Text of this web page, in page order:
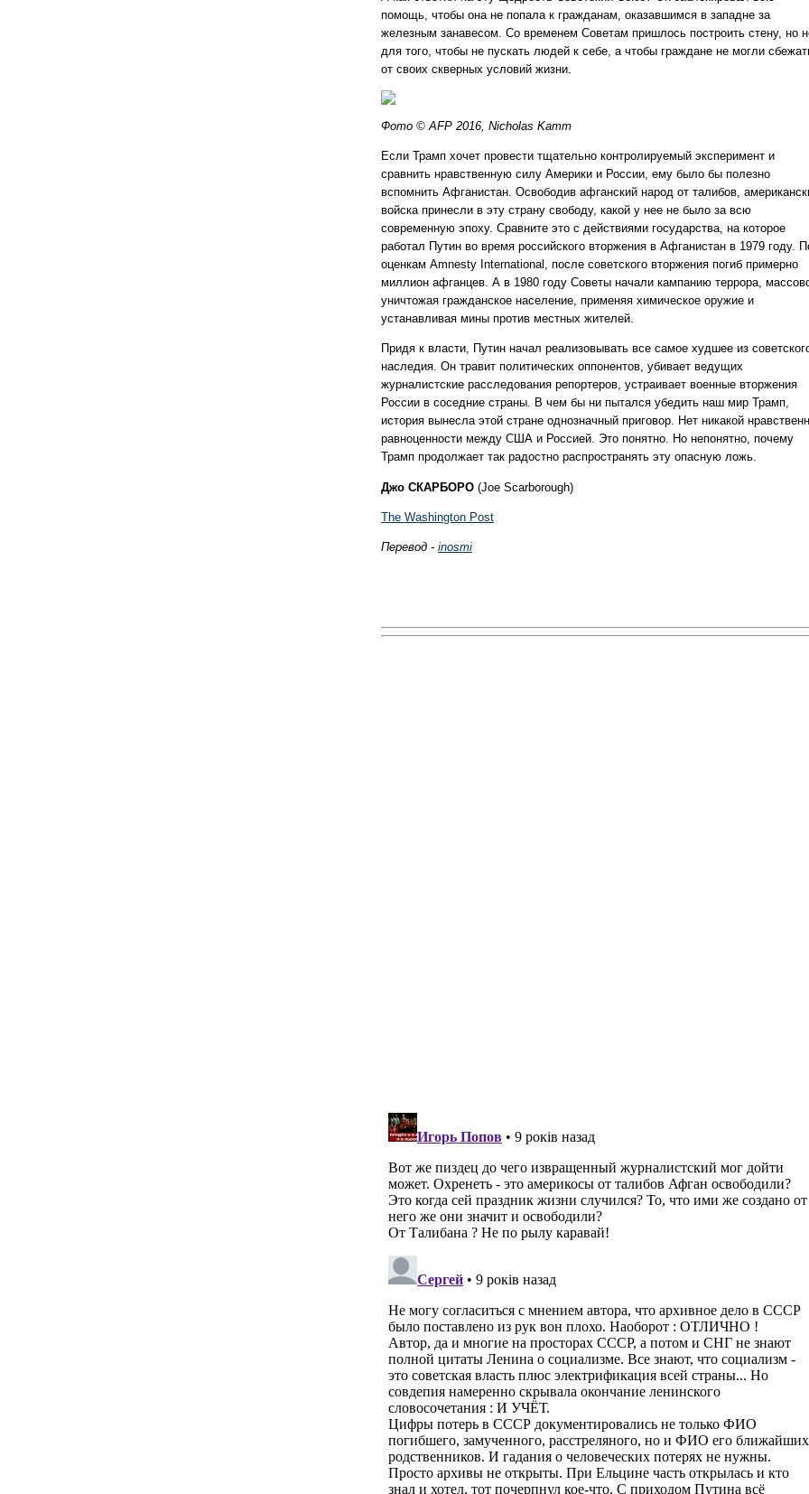
помощь, чтобы она не попала к гражданам, оказавшимся в западне за
железным занавесом. Со временем Советам пришлось построить стену, но
для того, чтобы не пускать людей к себе, а чтобы граждане не могли
от своих скверных условий жизни.
Фото © AFP 2016, Nicholas Kamm
Если Трамп хочет провести тщательно контролируемый эксперимент и
сравнить нравственную силу Америки и России, ему было бы полезно
вспомнить Афганистан. Освободив афганский народ от талибов,
войска принесли в эту страну свободу, какой у нее не было за всю
современную эпоху. Сравните это с действиями государства, на которое
работал Путин во время российского вторжения в Афганистан в 1979 году.
оценкам Amnesty International, после советского вторжения погиб примерно
миллион афганцев. А в 1980 году Советы начали кампанию террора,
уничтожая гражданское население, применяя химическое оружие и
устанавливая мины против местных жителей.
Придя к власти, Путин начал реализовывать все самое худшее из
наследия. Он травит политических оппонентов, убивает ведущих
журналистские расследования репортеров, устраивает военные вторжения
России в соседние страны. В чем бы ни пытался убедить наш мир Трамп,
история вынесла этой стране однозначный приговор. Нет никакой
равноценности между США и Россией. Это понятно. Но непонятно, почему
Трамп продолжает так радостно распространять эту опасную ложь.
Джо СКАРБОРО (Joe Scarborough)
The Washington Post
Перевод - inosmi